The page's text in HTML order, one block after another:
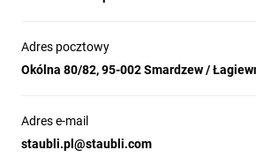
Adres pocztowy
Okólna 80/82, 95-002 Smardzew /
Adres e-mail
staubli.pl@staubli.com